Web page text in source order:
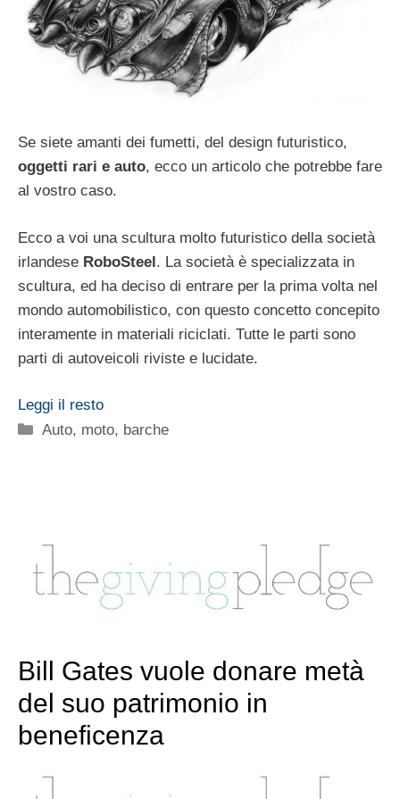
Se siete amanti dei fumetti, del design futuristico,
oggetti rari e auto, ecco un articolo che potrebbe fare
al vostro caso.
Ecco a voi una scultura molto futuristico della società
irlandese RoboSteel. La società è specializzata in
scultura, ed ha deciso di entrare per la prima volta nel
mondo automobilistico, con questo concetto concepito
interamente in materiali riciclati. Tutte le parti sono
parti di autoveicoli riviste e lucidate.
Leggi il resto
Categorie
Auto, moto, barche
Bill Gates vuole donare metà
del suo patrimonio in
beneficenza